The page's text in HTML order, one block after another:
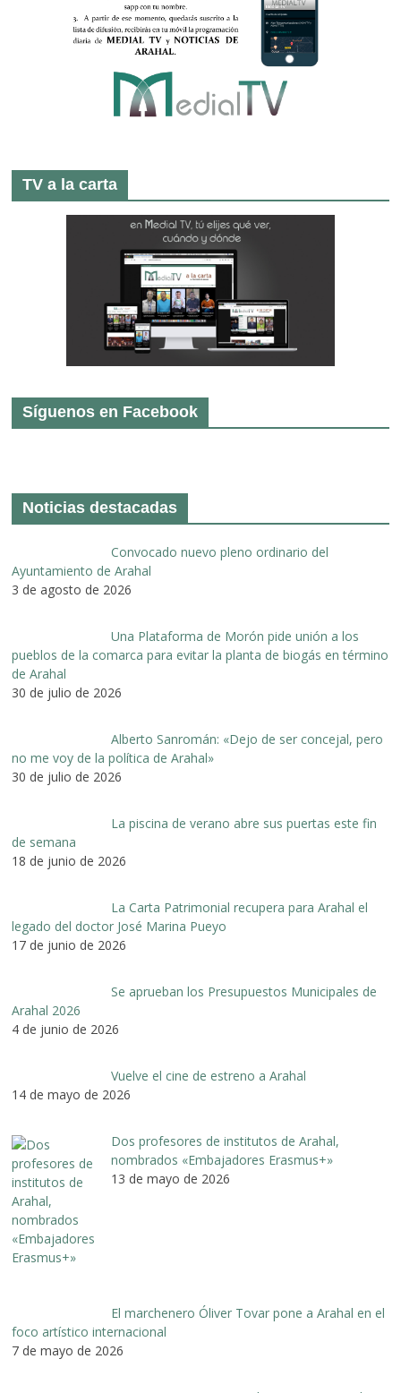
TV a la carta
Síguenos en Facebook
Noticias destacadas
Convocado nuevo pleno ordinario del
Ayuntamiento de Arahal
3 de agosto de 2026
Una Plataforma de Morón pide unión a los
pueblos de la comarca para evitar la planta de biogás en término
de Arahal
30 de julio de 2026
Alberto Sanromán: «Dejo de ser concejal, pero
no me voy de la política de Arahal»
30 de julio de 2026
La piscina de verano abre sus puertas este fin
de semana
18 de junio de 2026
La Carta Patrimonial recupera para Arahal el
legado del doctor José Marina Pueyo
17 de junio de 2026
Se aprueban los Presupuestos Municipales de
Arahal 2026
4 de junio de 2026
Vuelve el cine de estreno a Arahal
14 de mayo de 2026
Dos profesores de institutos de Arahal,
nombrados «Embajadores Erasmus+»
13 de mayo de 2026
El marchenero Óliver Tovar pone a Arahal en el
foco artístico internacional
7 de mayo de 2026